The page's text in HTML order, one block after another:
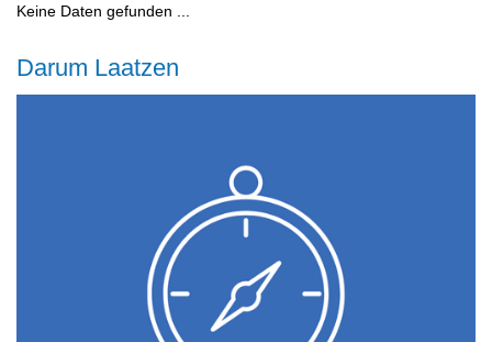
Keine Daten gefunden ...
Darum Laatzen